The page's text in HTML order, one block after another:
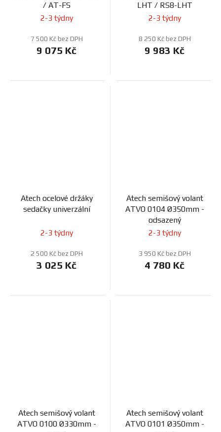
/ AT-FS
2-3 týdny
7 500 Kč bez DPH
9 075 Kč
LHT / RS8-LHT
2-3 týdny
8 250 Kč bez DPH
9 983 Kč
Atech ocelové držáky
sedačky univerzální
2-3 týdny
2 500 Kč bez DPH
3 025 Kč
Atech semišový volant
ATVO 0104 Ø350mm -
odsazený
2-3 týdny
3 950 Kč bez DPH
4 780 Kč
Atech semišový volant
ATVO 0100 Ø330mm -
Atech semišový volant
ATVO 0101 Ø350mm -